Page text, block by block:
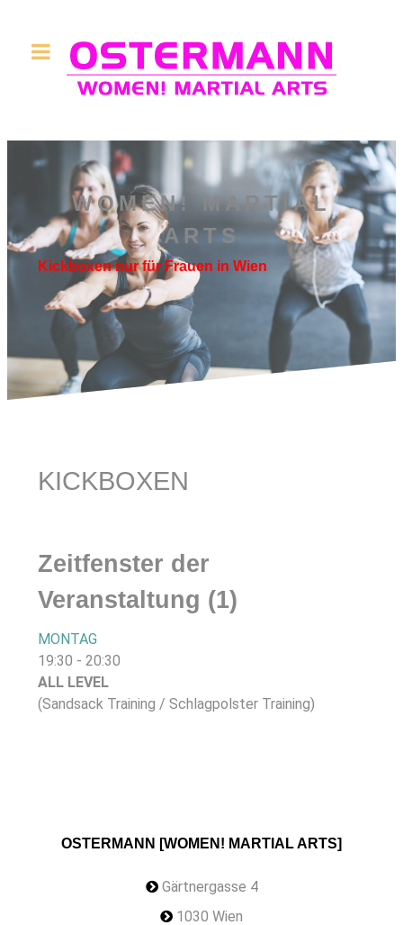
WOMEN! MARTIAL
ARTS
Kickboxen nur für Frauen in Wien
KICKBOXEN
Zeitfenster der
Veranstaltung (1)
MONTAG
19:30 - 20:30
ALL LEVEL
(Sandsack Training / Schlagpolster Training)
OSTERMANN [WOMEN! MARTIAL ARTS]
Gärtnergasse 4
1030 Wien